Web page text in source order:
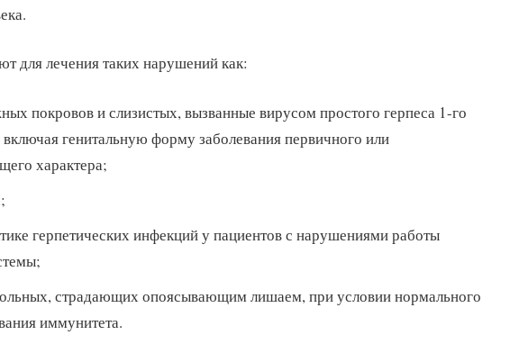
для лечения таких нарушений как:
покровов и слизистых, вызванные вирусом простого герпеса 1-го
генитальную форму заболевания первичного или
характера;
;
герпетических инфекций у пациентов с нарушениями работы
страдающих опоясывающим лишаем, при условии нормального
иммунитета.